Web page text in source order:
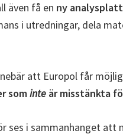
även få en ny
i utredningar, dela
att Europol får
sominte är misstänkta
ses i sammanhanget att